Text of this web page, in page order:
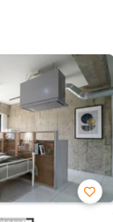
お気